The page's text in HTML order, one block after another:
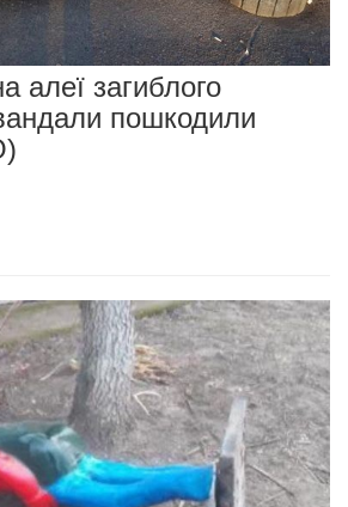
алеї загиблого
пошкодили